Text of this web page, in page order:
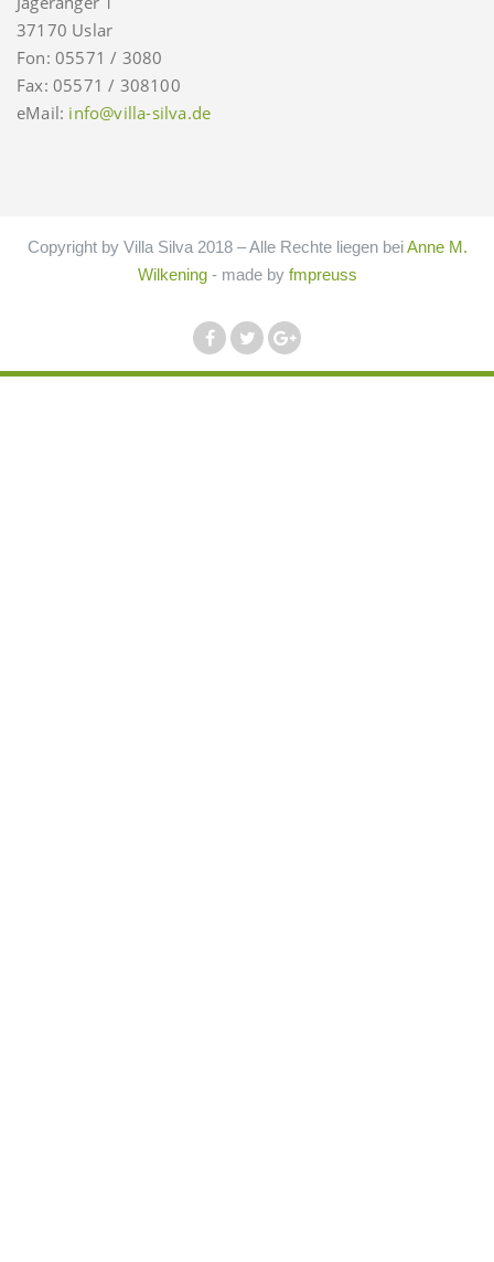
37170 Uslar
Fon: 05571 / 3080
Fax: 05571 / 308100
eMail: info@villa-silva.de
Copyright by Villa Silva 2018 – Alle Rechte liegen beiAnne M.
Wilkening- made by fmpreuss